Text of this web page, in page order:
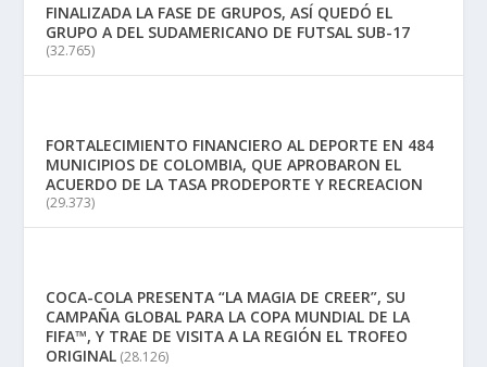
FINALIZADA LA FASE DE GRUPOS, ASÍ QUEDÓ EL
GRUPO A DEL SUDAMERICANO DE FUTSAL SUB-17
(32.765)
FORTALECIMIENTO FINANCIERO AL DEPORTE EN 484
MUNICIPIOS DE COLOMBIA, QUE APROBARON EL
ACUERDO DE LA TASA PRODEPORTE Y RECREACION
(29.373)
COCA-COLA PRESENTA “LA MAGIA DE CREER”, SU
CAMPAÑA GLOBAL PARA LA COPA MUNDIAL DE LA
FIFA™, Y TRAE DE VISITA A LA REGIÓN EL TROFEO
ORIGINAL (28.126)